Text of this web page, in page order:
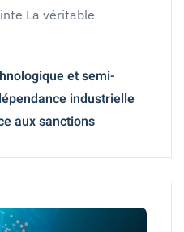
La véritable
et semi-
industrielle
aux sanctions